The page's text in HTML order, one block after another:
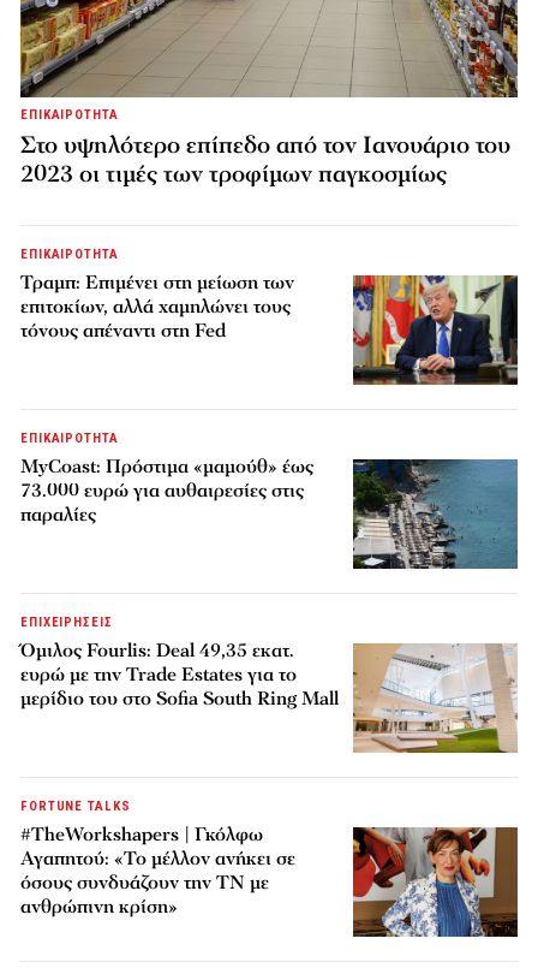
ΕΠΙΚΑΙΡΟΤΗΤΑ
Στο υψηλότερο επίπεδο από τον Ιανουάριο του
2023 οι τιμές των τροφίμων παγκοσμίως
ΕΠΙΚΑΙΡΟΤΗΤΑ
Τραμπ: Επιμένει στη μείωση των
επιτοκίων, αλλά χαμηλώνει τους
τόνους απέναντι στη Fed
ΕΠΙΚΑΙΡΟΤΗΤΑ
MyCoast: Πρόστιμα «μαμούθ» έως
73.000 ευρώ για αυθαιρεσίες στις
παραλίες
ΕΠΙΧΕΙΡΗΣΕΙΣ
Όμιλος Fourlis: Deal 49,35 εκατ.
ευρώ με την Trade Estates για το
μερίδιο του στο Sofia South Ring Mall
FORTUNE TALKS
#TheWorkshapers | Γκόλφω
Αγαπητού: «Το μέλλον ανήκει σε
όσους συνδυάζουν την ΤΝ με
ανθρώπινη κρίση»